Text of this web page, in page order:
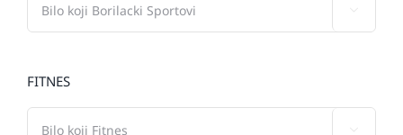
FITNES